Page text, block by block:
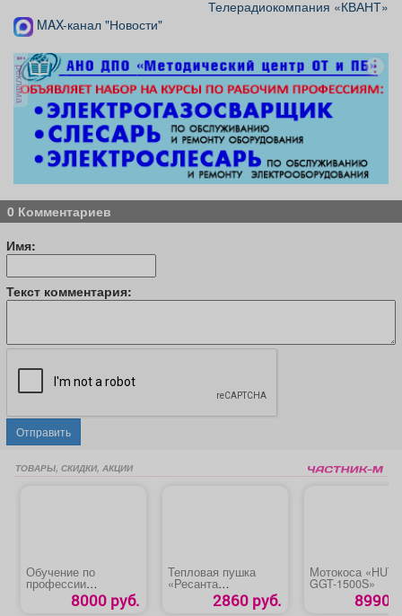
Телерадиокомпания «КВАНТ»
MAX-канал "Новости"
реклама
0 Комментариев
Имя:
Текст комментария:
Отправить
ТОВАРЫ, СКИДКИ, АКЦИИ
Обучение по
профессии
«Машинист
автовышки и8000 руб.
Тепловая пушка
«Ресанта
ТЭП-3000К»2860 руб.
Мотокоса
GGT-1500S»
8990